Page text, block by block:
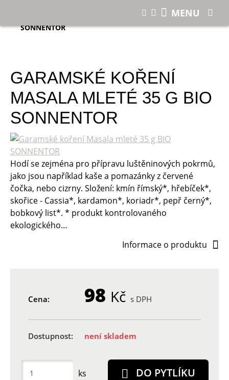
Garamské koření Masala mleté 35 g BIO
SONNENTOR
GARAMSKÉ KOŘENÍ
MASALA MLETÉ 35 G BIO
SONNENTOR
Hodí se zejména pro přípravu luštěninových pokrmů,
jako jsou například kaše a pomazánky z červené
čočka, nebo cizrny. Složení: kmín římský*, hřebíček*,
skořice - Cassia*, kardamon*, koriadr*, pepř černý*,
bobkový list*. * produkt kontrolovaného
ekologického…
Informace o produktu
Cena: 98 Kč s DPH
Dostupnost: není skladem
ks DO PYTLÍKU
MENU